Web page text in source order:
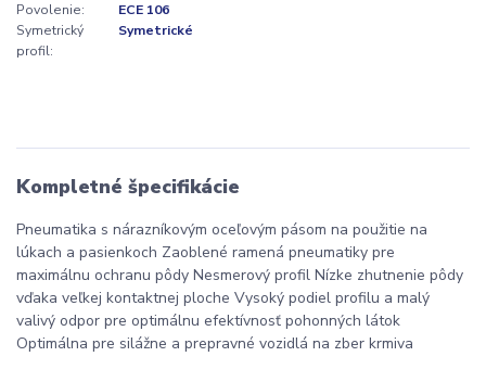
Povolenie:
ECE 106
Symetrický
profil:
Symetrické
Kompletné špecifikácie
Pneumatika s nárazníkovým oceľovým pásom na použitie na
lúkach a pasienkoch Zaoblené ramená pneumatiky pre
maximálnu ochranu pôdy Nesmerový profil Nízke zhutnenie pôdy
vďaka veľkej kontaktnej ploche Vysoký podiel profilu a malý
valivý odpor pre optimálnu efektívnosť pohonných látok
Optimálna pre silážne a prepravné vozidlá na zber krmiva